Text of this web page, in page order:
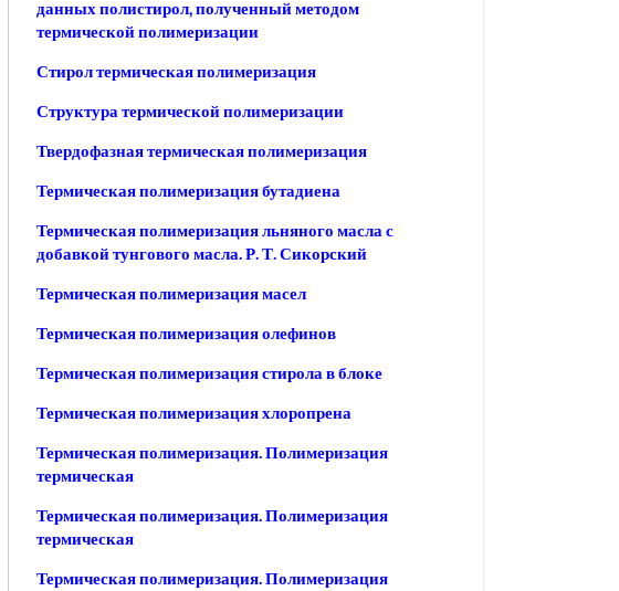
данных полистирол, полученный методом
термической полимеризации
Стирол термическая полимеризация
Структура термической полимеризации
Твердофазная термическая полимеризация
Термическая полимеризация бутадиена
Термическая полимеризация льняного масла с
добавкой тунгового масла. Р. Т. Сикорский
Термическая полимеризация масел
Термическая полимеризация олефинов
Термическая полимеризация стирола в блоке
Термическая полимеризация хлоропрена
Термическая полимеризация. Полимеризация
термическая
Термическая полимеризация. Полимеризация
термическая
Термическая полимеризация. Полимеризация